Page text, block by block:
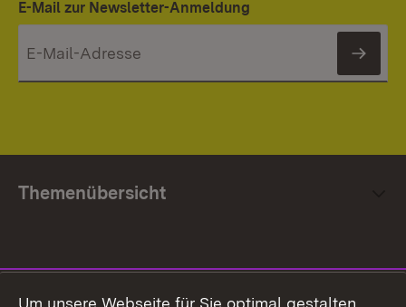
E-Mail zur Newsletter-Anmeldung
Themenübersicht
Um unsere Webseite für Sie optimal gestalten